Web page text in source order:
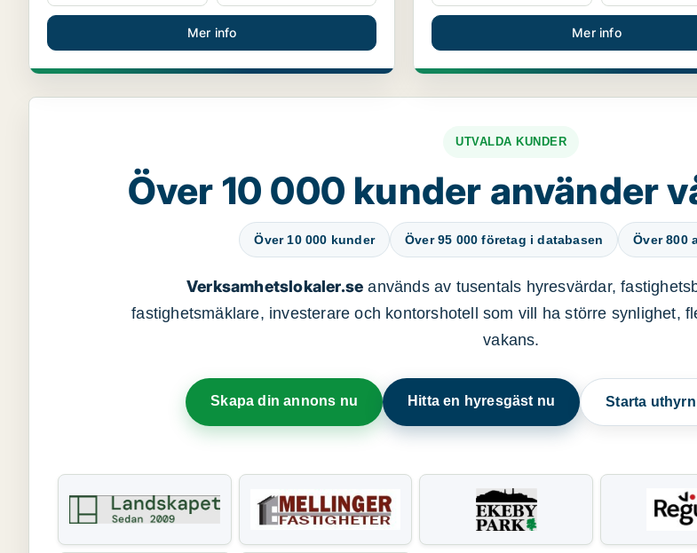
Mer info Mer info
UTVALDA KUNDER
Över 10 000 kunder använder
Över 10 000 kunder Över 95 000 företag i databasen Över 800
Verksamhetslokaler.se används av tusentals hyresvärdar,
fastighetsmäklare, investerare och kontorshotell som vill ha större synlighet,
vakans.
Skapa din annons nu Hitta en hyresgäst nu Starta